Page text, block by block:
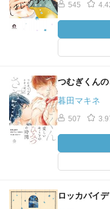
545
つむぎくん
暮田マキネ
507
ロッカバイ